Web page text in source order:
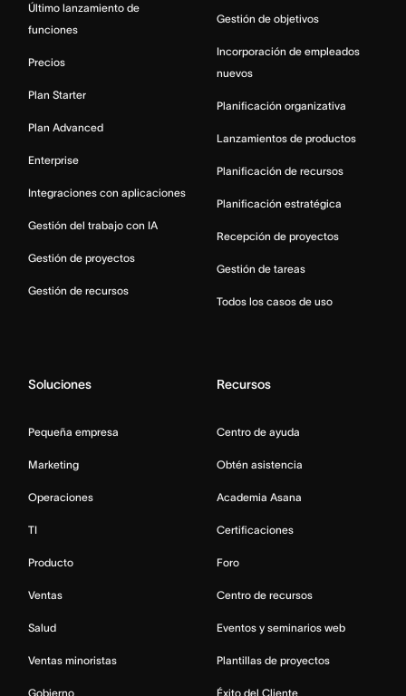
Último lanzamiento de
funciones
Precios
Plan Starter
Plan Advanced
Enterprise
Integraciones con aplicaciones
Gestión del trabajo con IA
Gestión de proyectos
Gestión de recursos
Gestión de objetivos
Incorporación de empleados
nuevos
Planificación organizativa
Lanzamientos de productos
Planificación de recursos
Planificación estratégica
Recepción de proyectos
Gestión de tareas
Todos los casos de uso
Soluciones
Pequeña empresa
Marketing
Operaciones
TI
Producto
Ventas
Salud
Ventas minoristas
Gobierno
Recursos
Centro de ayuda
Obtén asistencia
Academia Asana
Certificaciones
Foro
Centro de recursos
Eventos y seminarios web
Plantillas de proyectos
Éxito del Cliente